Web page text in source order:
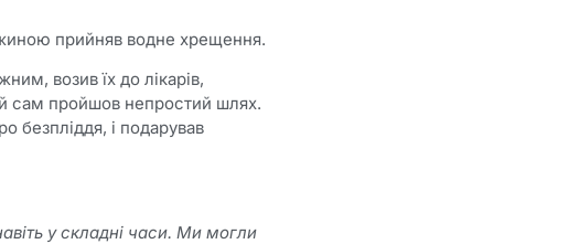
прийняв водне хрещення.
возив їх до лікарів,
й сам пройшов непростий шлях.
безпліддя, і подарував
у складні часи. Ми могли